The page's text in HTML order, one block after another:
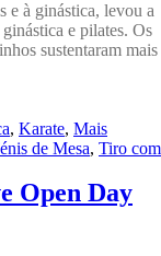
e à ginástica, levou a
e pilates. Os
sustentaram mais
, Karate, Mais
de Mesa, Tiro com
Open Day